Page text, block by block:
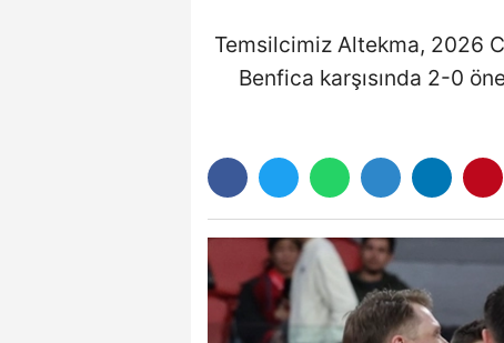
Temsilcimiz Altekma, 2026
Benfica karşısında 2-0